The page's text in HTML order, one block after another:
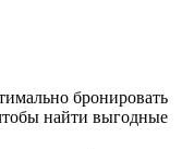
бронировать
найти выгодные